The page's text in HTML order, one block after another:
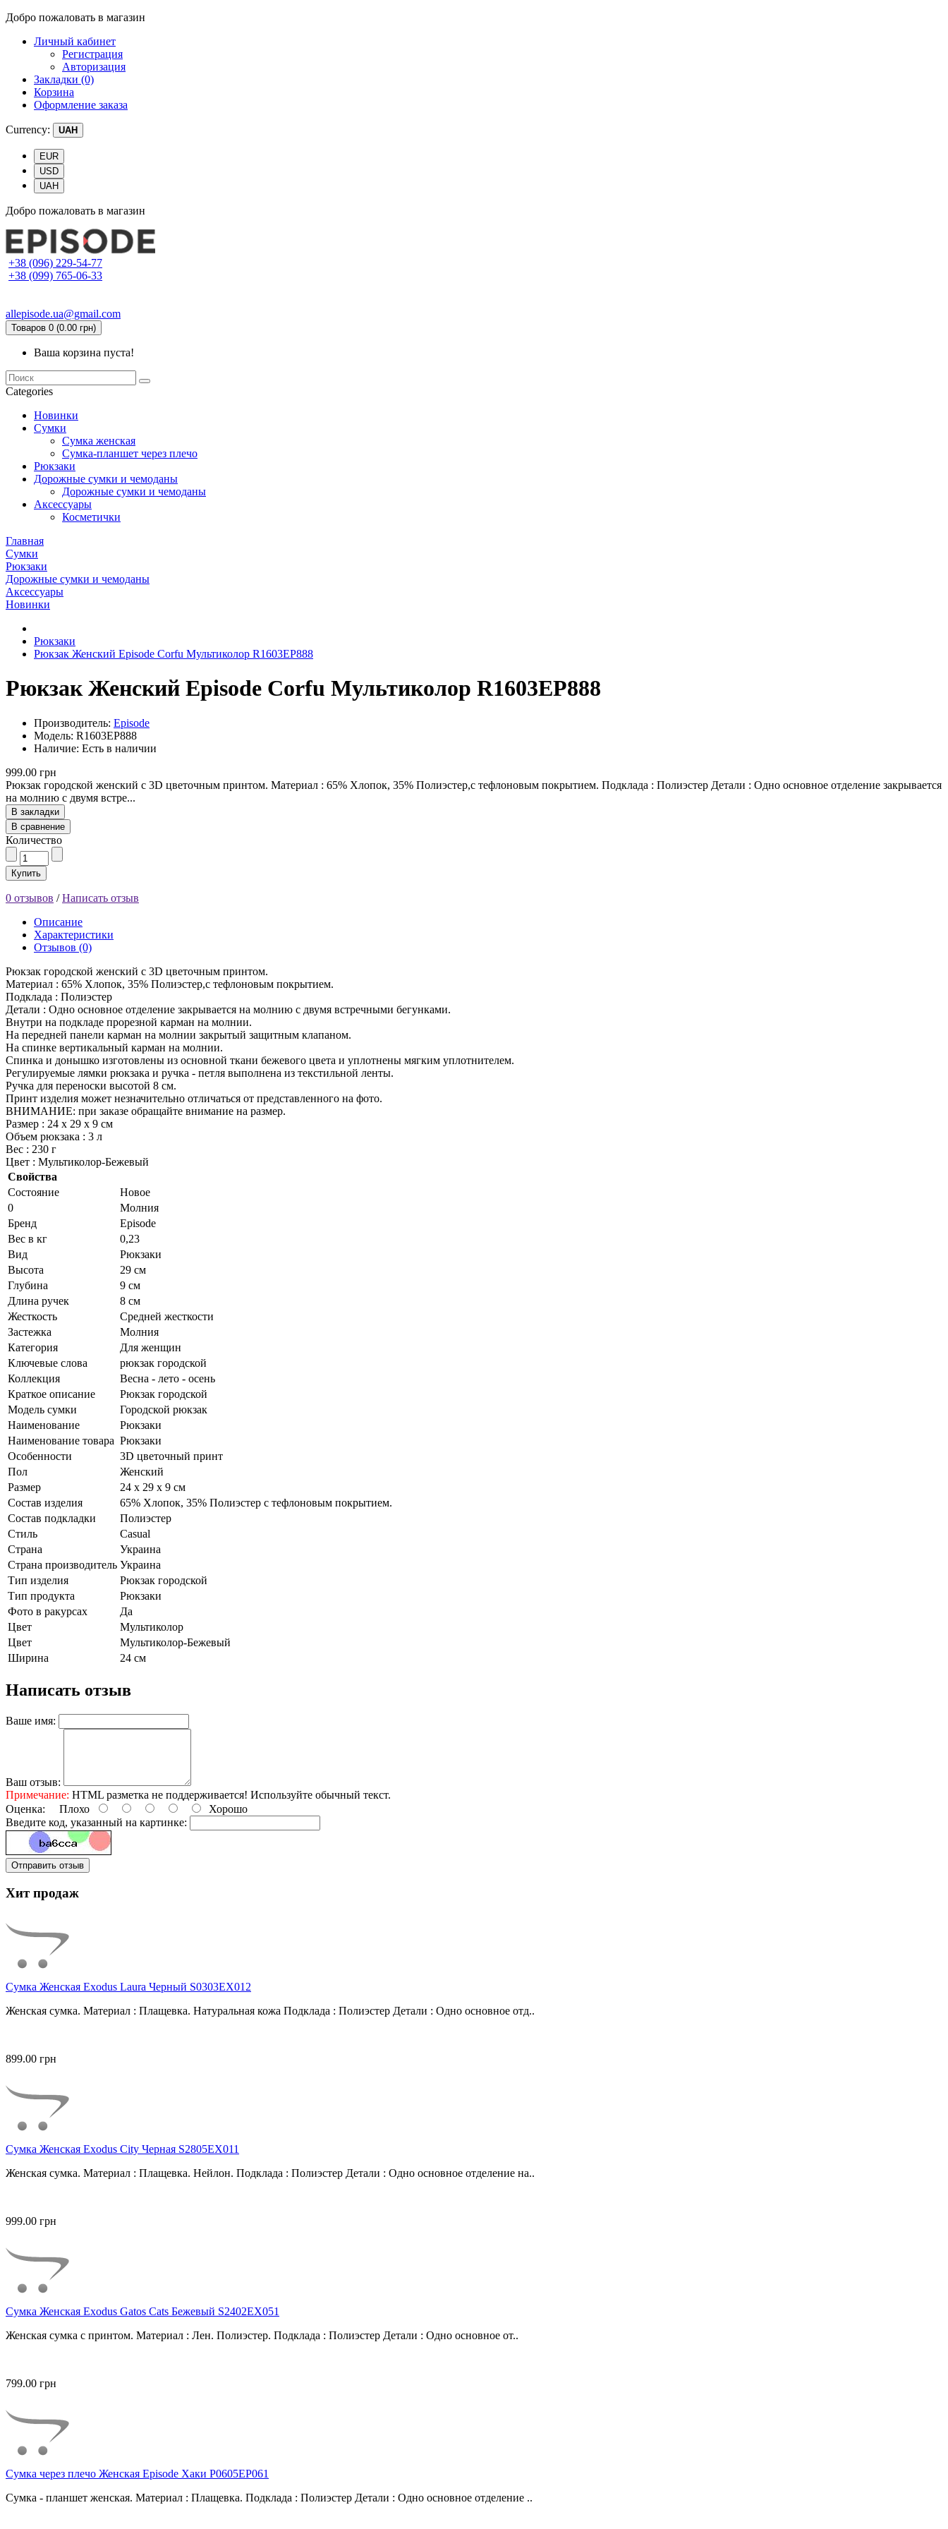
Добро пожаловать в магазин
Личный кабинет
Регистрация
Авторизация
Закладки (0)
Корзина
Оформление заказа
Currency: UAH
EUR
USD
UAH
Добро пожаловать в магазин
+38 (096) 229-54-77
+38 (099) 765-06-33
allepisode.ua@gmail.com
Товаров 0 (0.00 грн)
Ваша корзина пуста!
Categories
Новинки
Сумки
Сумка женская
Сумка-планшет через плечо
Рюкзаки
Дорожные сумки и чемоданы
Дорожные сумки и чемоданы
Аксессуары
Косметички
Главная
Сумки
Рюкзаки
Дорожные сумки и чемоданы
Аксессуары
Новинки
Рюкзаки
Рюкзак Женский Episode Corfu Мультиколор R1603EP888
Рюкзак Женский Episode Corfu Мультиколор R1603EP888
Производитель: Episode
Модель: R1603EP888
Наличие: Есть в наличии
999.00 грн
Рюкзак городской женский с 3D цветочным принтом. Материал : 65% Хлопок, 35% Полиэстер,с тефлоновым покрытием. Подклада : Полиэстер Детали : Одно основное отделение закрывается
на молнию с двумя встре...
В закладки
В сравнение
Количество
Купить
0 отзывов /Написать отзыв
Описание
Характеристики
Отзывов (0)
Рюкзак городской женский с 3D цветочным принтом.
Материал : 65% Хлопок, 35% Полиэстер,с тефлоновым покрытием.
Подклада : Полиэстер
Детали : Одно основное отделение закрывается на молнию с двумя встречными бегунками.
Внутри на подкладе прорезной карман на молнии.
На передней панели карман на молнии закрытый защитным клапаном.
На спинке вертикальный карман на молнии.
Спинка и донышко изготовлены из основной ткани бежевого цвета и уплотнены мягким уплотнителем.
Регулируемые лямки рюкзака и ручка - петля выполнена из текстильной ленты.
Ручка для переноски высотой 8 см.
Принт изделия может незначительно отличаться от представленного на фото.
ВНИМАНИЕ: при заказе обращайте внимание на размер.
Размер : 24 х 29 х 9 см
Объем рюкзака : 3 л
Вес : 230 г
Цвет : Мультиколор-Бежевый
Свойства
Состояние
Новое
0
Молния
Бренд
Episode
Вес в кг
0,23
Вид
Рюкзаки
Высота
29 см
Глубина
9 см
Длина ручек
8 см
Жесткость
Средней жесткости
Застежка
Молния
Категория
Для женщин
Ключевые слова
рюкзак городской
Коллекция
Весна - лето - осень
Краткое описание
Рюкзак городской
Модель сумки
Городской рюкзак
Наименование
Рюкзаки
Наименование товара Рюкзаки
Особенности
3D цветочный принт
Пол
Женский
Размер
24 х 29 х 9 см
Состав изделия
65% Хлопок, 35% Полиэстер с тефлоновым покрытием.
Состав подкладки
Полиэстер
Стиль
Casual
Страна
Украина
Страна производитель Украина
Тип изделия
Рюкзак городской
Тип продукта
Рюкзаки
Фото в ракурсах
Да
Цвет
Мультиколор
Цвет
Мультиколор-Бежевый
Ширина
24 см
Написать отзыв
Ваше имя:
Ваш отзыв:
Примечание: HTML разметка не поддерживается! Используйте обычный текст.
Оценка: Плохо
Хорошо
Введите код, указанный на картинке:
Отправить отзыв
Хит продаж
Сумка Женская Exodus Laura Черный S0303EX012
Женская сумка. Материал : Плащевка. Натуральная кожа Подклада : Полиэстер Детали : Одно основное отд..
899.00 грн
Сумка Женская Exodus City Черная S2805EX011
Женская сумка. Материал : Плащевка. Нейлон. Подклада : Полиэстер Детали : Одно основное отделение на..
999.00 грн
Сумка Женская Exodus Gatos Cats Бежевый S2402EX051
Женская сумка с принтом. Материал : Лен. Полиэстер. Подклада : Полиэстер Детали : Одно основное от..
799.00 грн
Сумка через плечо Женская Episode Хаки P0605EP061
Сумка - планшет женская. Материал : Плащевка. Подклада : Полиэстер Детали : Одно основное отделение ..